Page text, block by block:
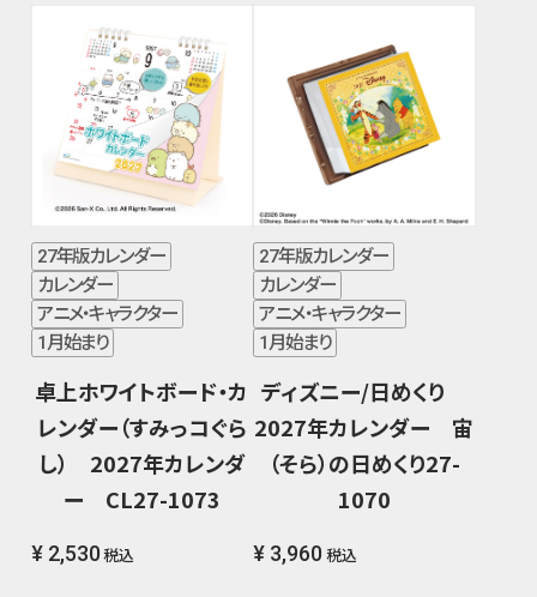
27年版カレンダー
カレンダー
アニメ・キャラクター
1月始まり
卓上ホワイトボード・カ
レンダー（すみっコぐら
し） 2027年カレンダ
ー CL27-1073
¥ 2,530 税込
27年版カレンダー
カレンダー
アニメ・キャラクター
1月始まり
ディズニー/日めくり
2027年カレンダー 宙
（そら）の日めくり27-
1070
¥ 3,960 税込